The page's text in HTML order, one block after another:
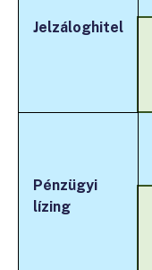
Jelzáloghitel
Pénzügyi
lízing